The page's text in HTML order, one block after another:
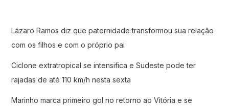
Lázaro Ramos diz que paternidade transformou sua relação
com os filhos e com o próprio pai
Ciclone extratropical se intensifica e Sudeste pode ter
rajadas de até 110 km/h nesta sexta
Marinho marca primeiro gol no retorno ao Vitória e se